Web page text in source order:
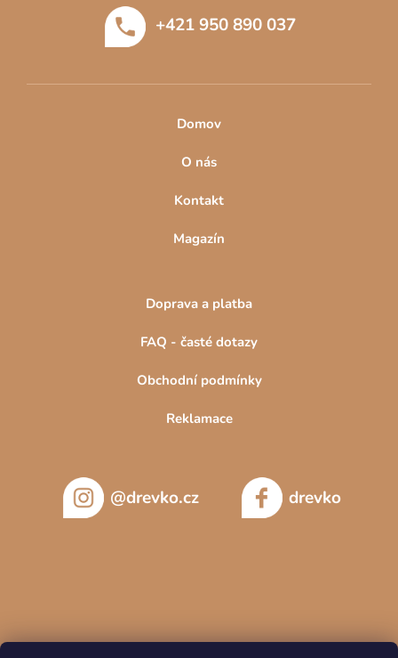
+421 950 890 037
Domov
O nás
Kontakt
Magazín
Doprava a platba
FAQ - časté dotazy
Obchodní podmínky
Reklamace
@drevko.cz drevko